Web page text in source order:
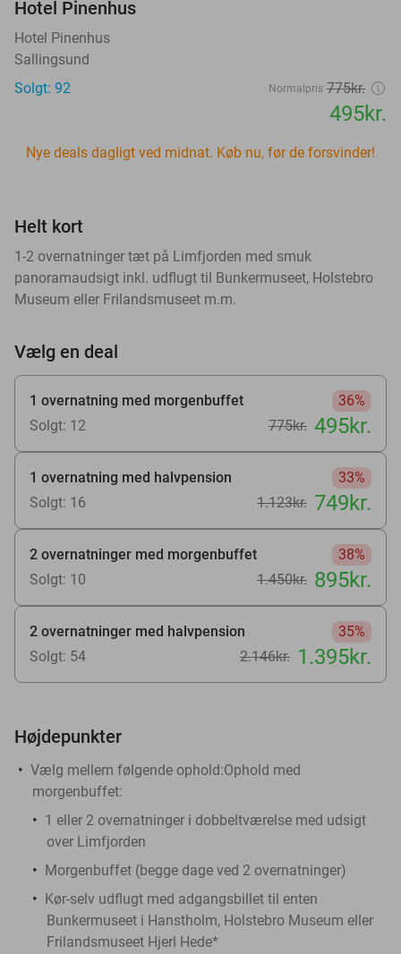
Hotel Pinenhus
Hotel Pinenhus
Sallingsund
Solgt: 92
Normalpris 775kr.
495kr.
Nye deals dagligt ved midnat. Køb nu, før de forsvinder!
Helt kort
1-2 overnatninger tæt på Limfjorden med smuk
panoramaudsigt inkl. udflugt til Bunkermuseet, Holstebro
Museum eller Frilandsmuseet m.m.
Vælg en deal
1 overnatning med morgenbuffet
36%
Solgt: 12
775kr. 495kr.
1 overnatning med halvpension
33%
Solgt: 16
1.123kr. 749kr.
2 overnatninger med morgenbuffet
38%
Solgt: 10
1.450kr. 895kr.
2 overnatninger med halvpension
35%
Solgt: 54
2.146kr. 1.395kr.
Højdepunkter
Vælg mellem følgende ophold:Ophold med
morgenbuffet:
1 eller 2 overnatninger i dobbeltværelse med udsigt
over Limfjorden
Morgenbuffet (begge dage ved 2 overnatninger)
Kør-selv udflugt med adgangsbillet til enten
Bunkermuseet i Hanstholm, Holstebro Museum eller
Frilandsmuseet Hjerl Hede*